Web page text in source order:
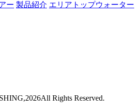
ー 製品紹介 エリアトップウォーター
Rights Reserved.